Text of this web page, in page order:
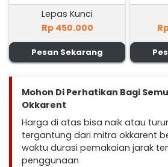
Lepas Kunci
Rp 450.000
Pesan Sekarang
Mohon Di Perhatikan Bagi
Okkarent
Harga di atas bisa naik atau
tergantung dari mitra okkarent
waktu durasi pemakaian jarak
penggunaan